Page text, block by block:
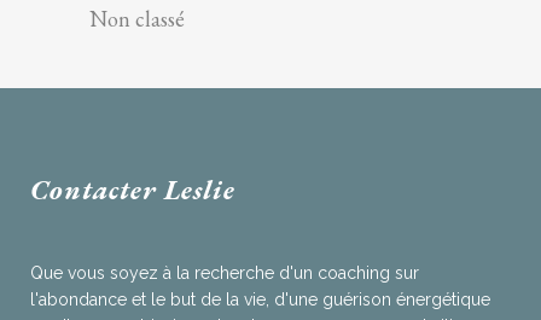
Non classé
Contacter Leslie
Que vous soyez à la recherche d'un coaching sur
l'abondance et le but de la vie, d'une guérison énergétique